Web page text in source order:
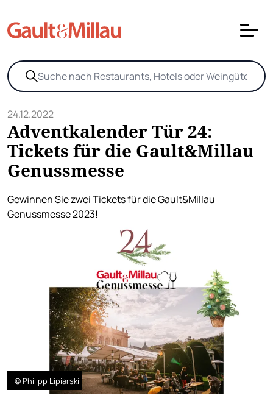
24.12.2022
Adventkalender Tür 24:
Tickets für die Gault&Millau
Genussmesse
Gewinnen Sie zwei Tickets für die Gault&Millau
Genussmesse 2023!
© Philipp Lipiarski